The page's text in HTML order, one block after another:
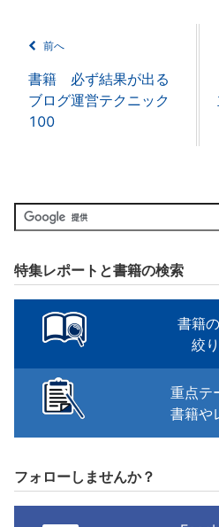
前へ
書籍 必ず結果が出る
ブログ運営テクニック
100
特集レポートと書籍の検索
書籍
絞
重点テ
書籍や
フォローしませんか？